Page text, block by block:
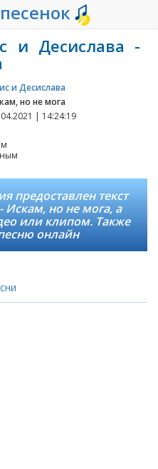
и Десислава -
и Десислава
но не мога
| 14:24:19
предоставлен текст
Искам, но не мога, а
или клипом. Также
онлайн